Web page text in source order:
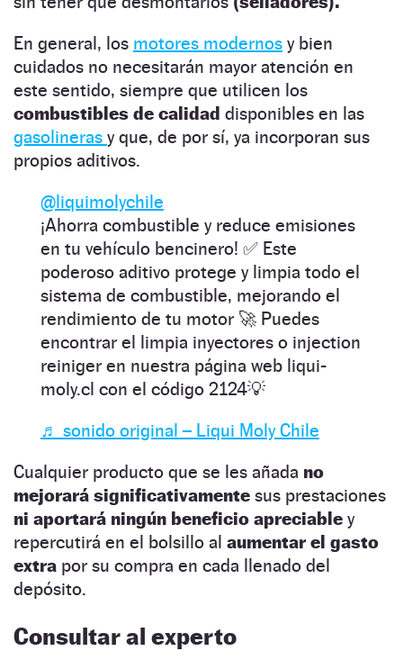
En general, los motores modernos y bien
cuidados no necesitarán mayor atención en
este sentido, siempre que utilicen los
combustibles de calidad disponibles en las
gasolineras y que, de por sí, ya incorporan sus
propios aditivos.
@liquimolychile
¡Ahorra combustible y reduce emisiones
en tu vehículo bencinero! ✅ Este
poderoso aditivo protege y limpia todo el
sistema de combustible, mejorando el
rendimiento de tu motor 🚀 Puedes
encontrar el limpia inyectores o injection
reiniger en nuestra página web liqui-
moly.cl con el código 2124💡
♬ sonido original – Liqui Moly Chile
Cualquier producto que se les añada no
mejorará significativamente sus prestaciones
ni aportará ningún beneficio apreciable y
repercutirá en el bolsillo al aumentar el gasto
extra por su compra en cada llenado del
depósito.
Consultar al experto